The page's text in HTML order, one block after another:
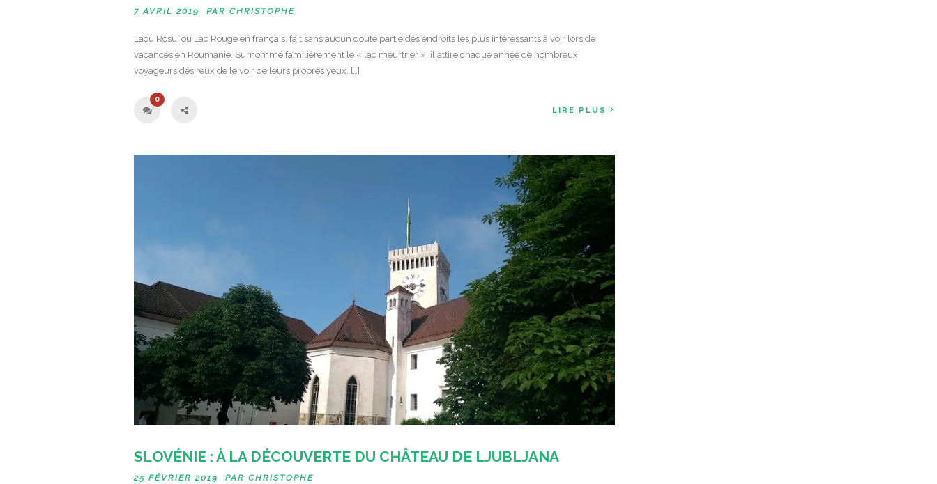
7 AVRIL 2019 PAR CHRISTOPHE
Lacu Rosu, ou Lac Rouge en français, fait sans aucun doute partie des endroits les plus intéressants à voir lors de
vacances en Roumanie. Surnommé familièrement le « lac meurtrier », il attire chaque année de nombreux
voyageurs désireux de le voir de leurs propres yeux. […]
0
LIRE PLUS
SLOVÉNIE : À LA DÉCOUVERTE DU CHÂTEAU DE LJUBLJANA
25 FÉVRIER 2019 PAR CHRISTOPHE